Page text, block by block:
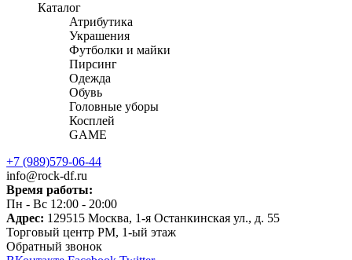
Каталог
Атрибутика
Украшения
Футболки и майки
Пирсинг
Одежда
Обувь
Головные уборы
Косплей
GAME
+7 (989)579-06-44
info@rock-df.ru
Время работы:
Пн - Вс 12:00 - 20:00
Адрес: 129515 Москва, 1-я Останкинская ул., д. 55
Торговый центр РМ, 1-ый этаж
Обратный звонок